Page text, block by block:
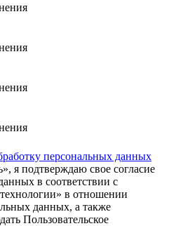
персональных данных
я подтверждаю свое согласие
в соответствии с
в отношении
данных, а также
Пользовательское